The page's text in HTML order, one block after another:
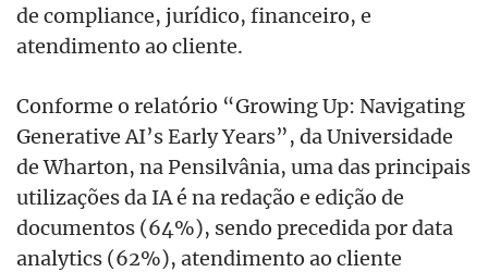
de compliance, jurídico, financeiro, e
atendimento ao cliente.
Conforme o relatório “Growing Up: Navigating
Generative AI’s Early Years”, da Universidade
de Wharton, na Pensilvânia, uma das principais
utilizações da IA é na redação e edição de
documentos (64%), sendo precedida por data
analytics (62%), atendimento ao cliente